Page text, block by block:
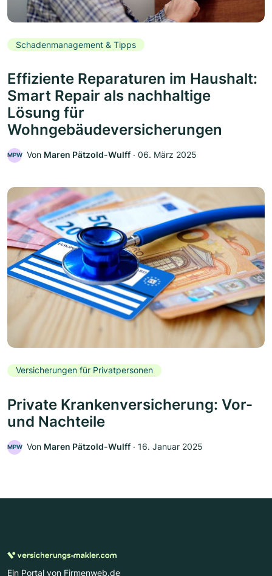
Schadenmanagement & Tipps
Effiziente Reparaturen im Haushalt:
Smart Repair als nachhaltige
Lösung für
Wohngebäudeversicherungen
MPW Von Maren Pätzold-Wulff ‧ 06. März 2025
Versicherungen für Privatpersonen
Private Krankenversicherung: Vor-
und Nachteile
MPW Von Maren Pätzold-Wulff ‧ 16. Januar 2025
Ein Portal von Firmenweb.de